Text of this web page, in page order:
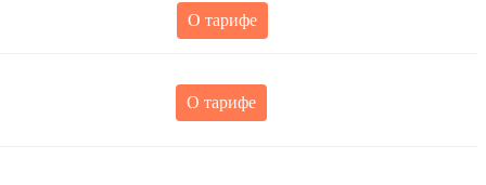
О тарифе
О тарифе